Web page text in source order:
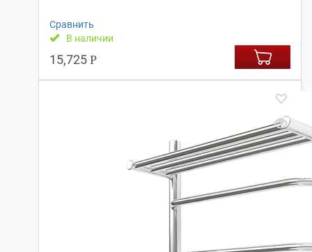
Сравнить
В наличии
15,725 Р